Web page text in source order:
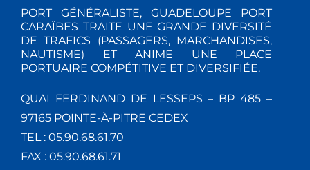
PORT GÉNÉRALISTE, GUADELOUPE PORT
CARAÏBES TRAITE UNE GRANDE DIVERSITÉ
DE TRAFICS (PASSAGERS, MARCHANDISES,
NAUTISME) ET ANIME UNE PLACE
PORTUAIRE COMPÉTITIVE ET DIVERSIFIÉE.
QUAI FERDINAND DE LESSEPS – BP 485 –
97165 POINTE-À-PITRE CEDEX
TEL : 05.90.68.61.70
FAX : 05.90.68.61.71